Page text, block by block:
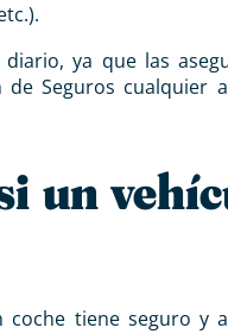
ya que las
de Seguros
un
tiene seguro y